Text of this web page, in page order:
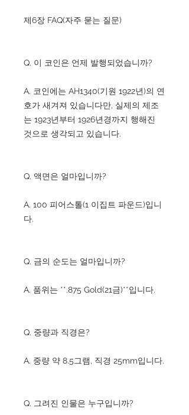
제6장 FAQ(자주 묻는 질문)
Q. 이 코인은 언제 발행되었습니까?
A. 코인에는 AH1340(기원 1922년)의 연
호가 새겨져 있습니다만, 실제의 제조
는 1923년부터 1926년경까지 행해진
것으로 생각되고 있습니다.
Q. 액면은 얼마입니까?
A. 100 피어스톨(1 이집트 파운드)입니
다.
Q. 금의 순도는 얼마입니까?
A. 품위는 **.875 Gold(21금)**입니다.
Q. 중량과 직경은?
A. 중량 약 8.5그램, 직경 25mm입니다.
Q. 그려진 인물은 누구입니까?